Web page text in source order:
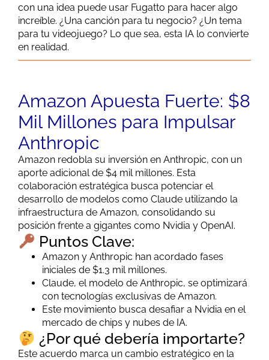
con una idea puede usar Fugatto para hacer algo
increíble. ¿Una canción para tu negocio? ¿Un tema
para tu videojuego? Lo que sea, esta IA lo convierte
en realidad.
Amazon Apuesta Fuerte: $8
Mil Millones para Impulsar
Anthropic
Amazon redobla su inversión en Anthropic, con un
aporte adicional de $4 mil millones. Esta
colaboración estratégica busca potenciar el
desarrollo de modelos como Claude utilizando la
infraestructura de Amazon, consolidando su
posición frente a gigantes como Nvidia y OpenAI.
Puntos Clave:
Amazon y Anthropic han acordado fases
iniciales de $1.3 mil millones.
Claude, el modelo de Anthropic, se optimizará
con tecnologías exclusivas de Amazon.
Este movimiento busca desafiar a Nvidia en el
mercado de chips y nubes de IA.
¿Por qué debería importarte?
Este acuerdo marca un cambio estratégico en la